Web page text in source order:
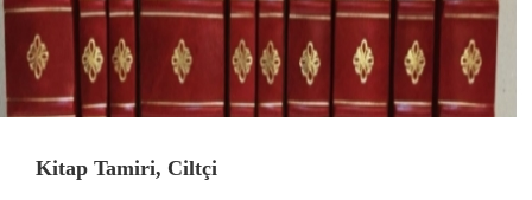
Kitap Tamiri, Ciltçi